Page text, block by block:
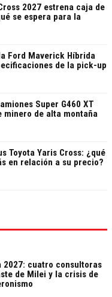
2027 estrena caja de
se espera para la
Ford Maverick Híbrida
de la pick-up
Super G460 XT
minero de alta montaña
Toyota Yaris Cross: ¿qué
en relación a su precio?
2027: cuatro consultoras
de Milei y la crisis de